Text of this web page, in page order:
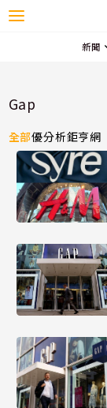
新聞
Gap
全部優分析鉅亨網